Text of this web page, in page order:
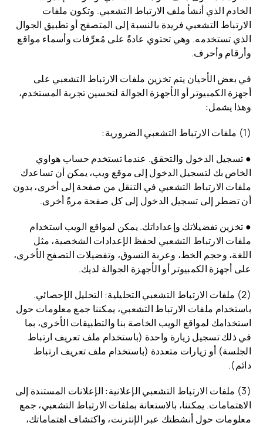
الخادم الذي أنشأ ملف الارتباط التشعبي. وتكون ملفات
الارتباط التشعبي فريدة بالنسبة إلى المتصفح أو تطبيق الجوال
الذي تستخدمه. وهي تحتوي عادةً على مُعرِّفات وأسماء مواقع
وأرقام وأحرف.
في بعض الأحيان يتم تخزين ملفات الارتباط التشعبي على
أجهزة الكمبيوتر أو الأجهزة الجوالة لتحسين تجربة المستخدم،
وهذا يشمل:
(1) ملفات الارتباط التشعبي الضرورية:
● تسجيل الدخول والتحقق. عندما تستخدم حساب هواوي
الخاص بك لتسجيل الدخول إلى موقع ويب، يمكن أن تساعدك
ملفات الارتباط التشعبي في التنقل من صفحة إلى أخرى، بدون
أن تضطر إلى تسجيل الدخول إلى كل صفحة مرةً أخرى.
● تخزين تفضيلاتك وإعداداتك. يمكن لمواقع الويب استخدام
ملفات الارتباط التشعبي لحفظ الإعدادات الشخصية، مثل
اللغة، وحجم الخط، وعربة التسوق، وتفضيلات التصفح الأخرى،
على أجهزة الكمبيوتر أو الأجهزة الجوالة لديك.
(2) ملفات الارتباط التشعبي التحليلية: التحليل الإحصائي.
باستخدام ملفات الارتباط التشعبي، يمكننا جمع معلومات حول
استخدامك لمواقع الويب الخاصة بنا والتطبيقات الأخرى، بما
في ذلك تسجيل زيارة واحدة (باستخدام ملف تعريف ارتباط
الجلسة) أو زيارات متعددة (باستخدام ملف تعريف ارتباط
دائم).
(3) ملفات الارتباط التشعبي الإعلانية: الإعلانات المستندة إلى
الاهتمامات. يمكننا، بالاستعانة بملفات الارتباط التشعبي، جمع
معلومات حول أنشطتك عبر الإنترنت، واكتشاف اهتماماتك،